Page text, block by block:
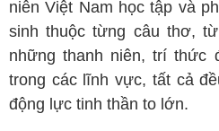
niên Việt Nam học tập và
sinh thuộc từng câu thơ,
những thanh niên, trí thức
trong các lĩnh vực, tất cả
động lực tinh thần to lớn.